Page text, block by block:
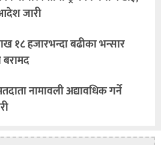
जारी
१८ हजारभन्दा बढीका भन्सार
नामावली अद्यावधिक गर्ने